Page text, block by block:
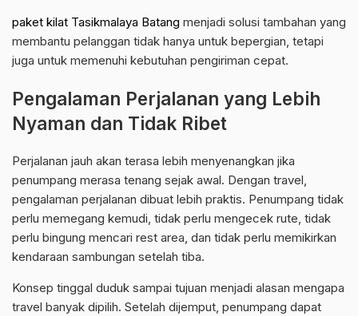
paket kilat Tasikmalaya Batang menjadi solusi tambahan yang
membantu pelanggan tidak hanya untuk bepergian, tetapi
juga untuk memenuhi kebutuhan pengiriman cepat.
Pengalaman Perjalanan yang Lebih
Nyaman dan Tidak Ribet
Perjalanan jauh akan terasa lebih menyenangkan jika
penumpang merasa tenang sejak awal. Dengan travel,
pengalaman perjalanan dibuat lebih praktis. Penumpang tidak
perlu memegang kemudi, tidak perlu mengecek rute, tidak
perlu bingung mencari rest area, dan tidak perlu memikirkan
kendaraan sambungan setelah tiba.
Konsep tinggal duduk sampai tujuan menjadi alasan mengapa
travel banyak dipilih. Setelah dijemput, penumpang dapat